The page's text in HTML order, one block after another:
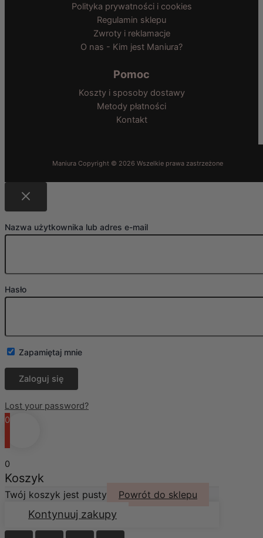
Polityka prywatności i cookies
Regulamin sklepu
Zwroty i reklamacje
O nas - Kim jest Maniura?
Pomoc
Koszty i sposoby dostawy
Metody płatności
Kontakt
Nazwa użytkownika lub adres e-mail
Hasło
Zapamiętaj mnie
Lost your password?
0
0
Koszyk
Twój koszyk jest pusty Powrót do sklepu
Kontynuuj zakupy